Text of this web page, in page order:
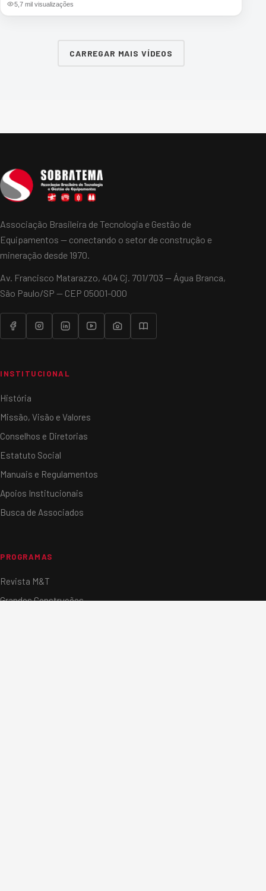
5,7 mil visualizações
CARREGAR MAIS VÍDEOS
Associação Brasileira de Tecnologia e Gestão de
Equipamentos — conectando o setor de construção e
mineração desde 1970.
Av. Francisco Matarazzo, 404 Cj. 701/703 — Água Branca,
São Paulo/SP — CEP 05001-000
INSTITUCIONAL
História
Missão, Visão e Valores
Conselhos e Diretorias
Estatuto Social
Manuais e Regulamentos
Apoios Institucionais
Busca de Associados
PROGRAMAS
Revista M&T
Grandes Construções